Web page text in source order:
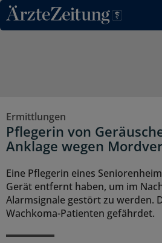
Direkt zum Inhaltsbereich
Ermittlungen
Pflegerin von
Anklage wegen
Eine Pflegerin eines
Gerät entfernt haben, um im
Alarmsignale gestört zu werden.
Wachkoma-Patienten gefährdet.